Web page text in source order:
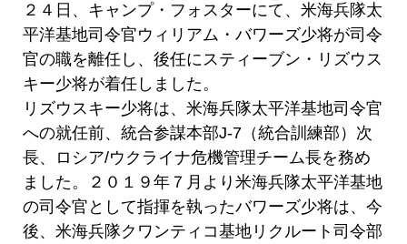
２４日、キャンプ・フォスターにて、米海兵隊太
平洋基地司令官ウィリアム・バワーズ少将が司令
官の職を離任し、後任にスティーブン・リズウス
キー少将が着任しました。
リズウスキー少将は、米海兵隊太平洋基地司令官
への就任前、統合参謀本部J-7（統合訓練部）次
長、ロシア/ウクライナ危機管理チーム長を務め
ました。２０１９年７月より米海兵隊太平洋基地
の司令官として指揮を執ったバワーズ少将は、今
後、米海兵隊クワンティコ基地リクルート司令部